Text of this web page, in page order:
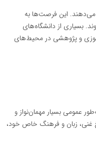
می‌دهند. این فرصت‌ها به
بسیاری از دانشگاه‌های
و پژوهشی در محیط‌های
عمومی بسیار مهمان‌نواز و
غنی، زبان و فرهنگ خاص خود،